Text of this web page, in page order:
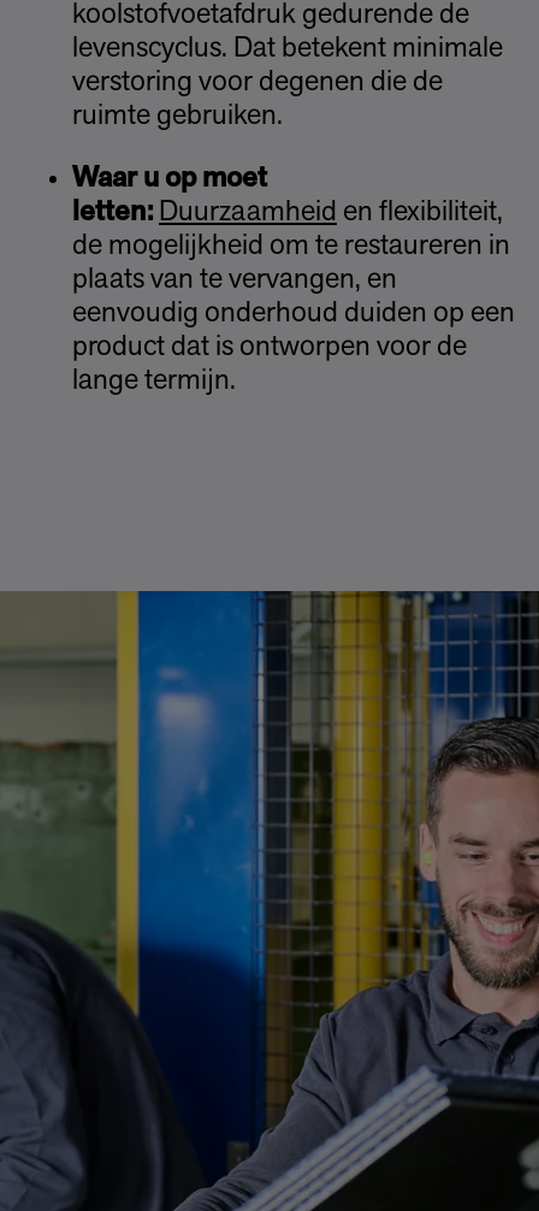
koolstofvoetafdruk gedurende de
levenscyclus. Dat betekent minimale
verstoring voor degenen die de
ruimte gebruiken.
Waar u op moet
letten: Duurzaamheid en flexibiliteit,
de mogelijkheid om te restaureren in
plaats van te vervangen, en
eenvoudig onderhoud duiden op een
product dat is ontworpen voor de
lange termijn.